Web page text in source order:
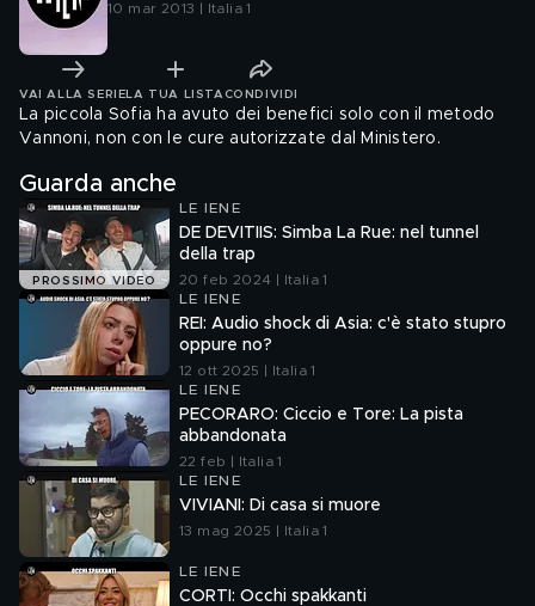
10 mar 2013 | Italia 1
VAI ALLA SERIE LA TUA LISTA CONDIVIDI
La piccola Sofia ha avuto dei benefici solo con il metodo
Vannoni, non con le cure autorizzate dal Ministero.
Guarda anche
PROSSIMO VIDEO
LE IENE
DE DEVITIIS: Simba La Rue: nel tunnel
della trap
20 feb 2024 | Italia 1
LE IENE
REI: Audio shock di Asia: c'è stato stupro
oppure no?
12 ott 2025 | Italia 1
LE IENE
PECORARO: Ciccio e Tore: La pista
abbandonata
22 feb | Italia 1
LE IENE
VIVIANI: Di casa si muore
13 mag 2025 | Italia 1
LE IENE
CORTI: Occhi spakkanti